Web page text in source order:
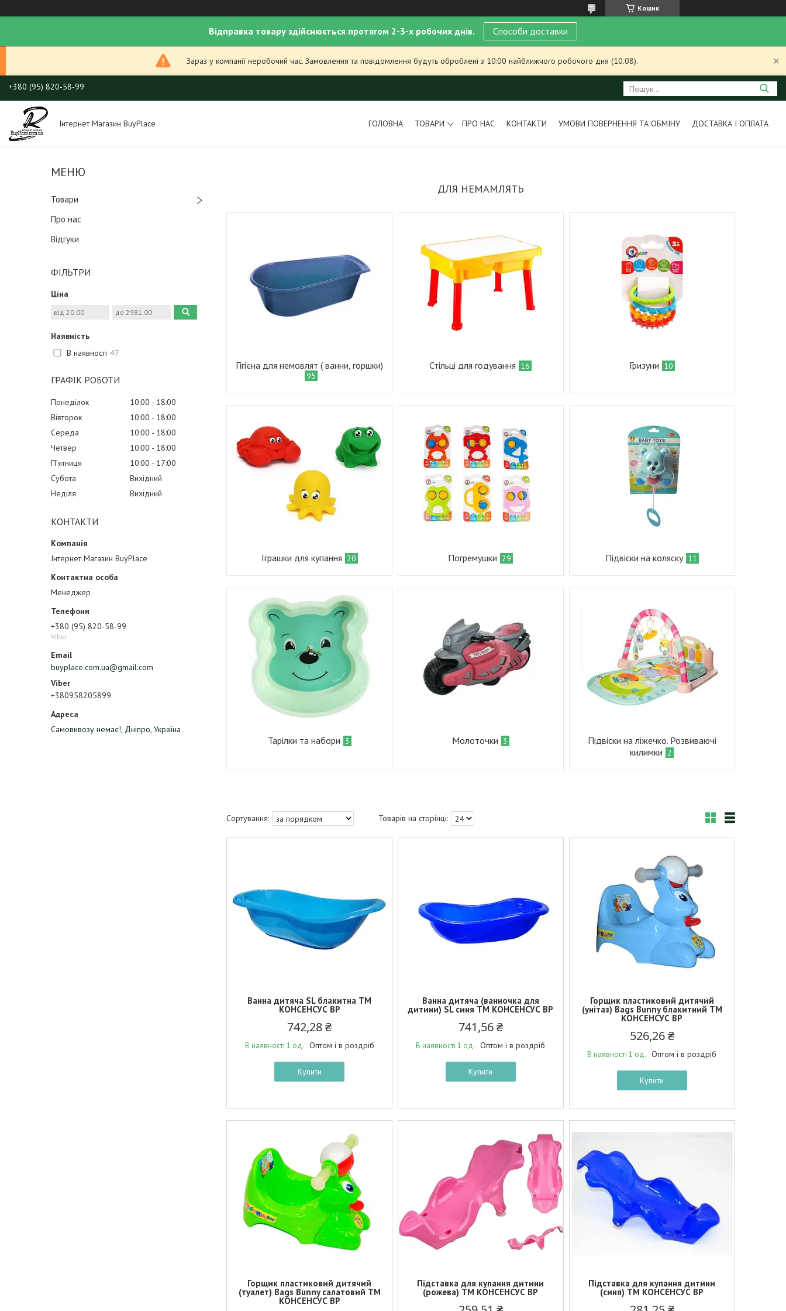
Кошик
Відправка товару здійснюється протягом 2-3-х робочих днів. Способи доставки
Зараз у компанії неробочий час. Замовлення та повідомлення будуть оброблені з 10:00 найближчого робочого дня (10.08).
+380 (95) 820-58-99
Інтернет Магазин BuyPlace ГОЛОВНА ТОВАРИ ПРО НАС КОНТАКТИ УМОВИ ПОВЕРНЕННЯ ТА ОБМІНУ ДОСТАВКА І ОПЛАТА
Товари
Про нас
Відгуки
ФІЛЬТРИ
Ціна
Наявність
В наявності 47
ГРАФІК РОБОТИ
Понеділок 10:00
18:00
Вівторок
10:00
18:00
Середа
10:00
18:00
Четвер
10:00
18:00
Пʼятниця
10:00
17:00
Субота
Вихідний
Неділя
Вихідний
КОНТАКТИ
Інтернет Магазин BuyPlace
Менеджер
+380 (95) 820-58-99
Viber
buyplace.com.ua@gmail.com
+380958205899
Самовивозу немає!, Дніпро, Україна
ДЛЯ НЕМАМЛЯТЬ
Гігієна для немовлят ( ванни, горшки)
95
Стільці для годування 16 Гризуни 10
Іграшки для купання 20 Погремушки 29 Підвіски на коляску 11
Тарілки та набори 3 Молоточки 3
Підвіски на ліжечко. Розвиваючі
килимки 2
Ванна дитяча SL блакитна ТМ
КОНСЕНСУС BP
742,28 ₴
В наявності 1 од. Оптом і в роздріб
Купити
Ванна дитяча (ванночка для
дитини) SL синя ТМ КОНСЕНСУС BP
741,56 ₴
В наявності 1 од. Оптом і в роздріб
Купити
Горщик пластиковий дитячий
(унітаз) Bags Bunny блакитний ТМ
КОНСЕНСУС BP
526,26 ₴
В наявності 1 од. Оптом і в роздріб
Купити
Горщик пластиковий дитячий
(туалет) Bags Bunny салатовий ТМ
КОНСЕНСУС BP
Підставка для купання дитини
(рожева) ТМ КОНСЕНСУС BP
Підставка для купання дитини
(синя) ТМ КОНСЕНСУС BP